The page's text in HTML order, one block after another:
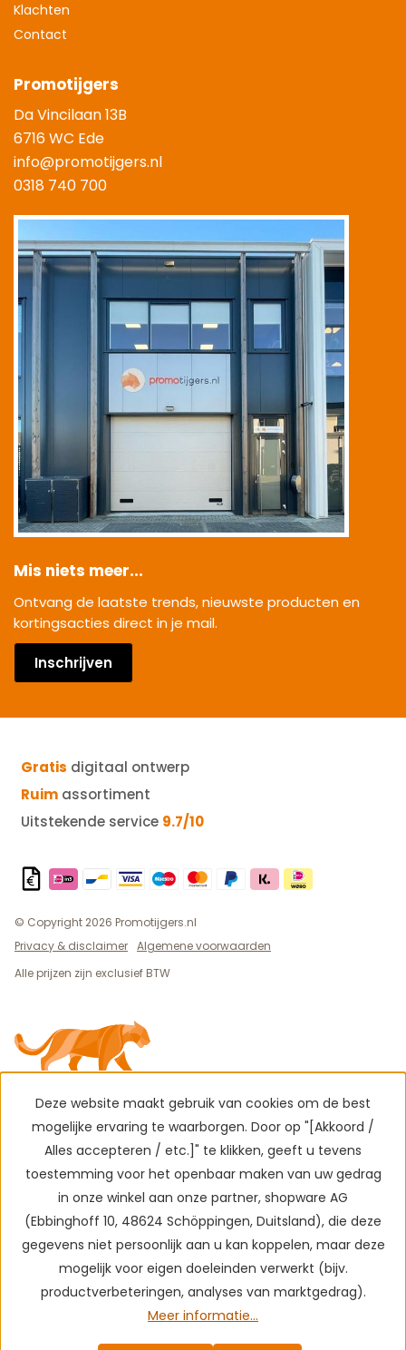
Klachten
Contact
Promotijgers
Da Vincilaan 13B
6716 WC Ede
info@promotijgers.nl
0318 740 700
Mis niets meer...
Ontvang de laatste trends, nieuwste producten en
kortingsacties direct in je mail.
Inschrijven
Gratis digitaal ontwerp
Ruim assortiment
Uitstekende service 9.7/10
© Copyright 2026 Promotijgers.nl
Privacy & disclaimer Algemene voorwaarden
Alle prijzen zijn exclusief BTW
Deze website maakt gebruik van cookies om de best
mogelijke ervaring te waarborgen. Door op "[Akkoord /
Alles accepteren / etc.]" te klikken, geeft u tevens
toestemming voor het openbaar maken van uw gedrag
in onze winkel aan onze partner, shopware AG
(Ebbinghoff 10, 48624 Schöppingen, Duitsland), die deze
gegevens niet persoonlijk aan u kan koppelen, maar deze
mogelijk voor eigen doeleinden verwerkt (bijv.
productverbeteringen, analyses van marktgedrag).
Meer informatie...